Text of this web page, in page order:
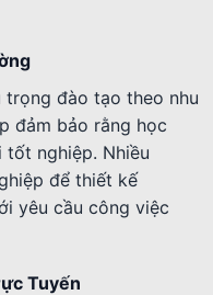
trọng đào tạo theo nhu
đảm bảo rằng học
tốt nghiệp. Nhiều
để thiết kế
yêu cầu công việc
Tuyến